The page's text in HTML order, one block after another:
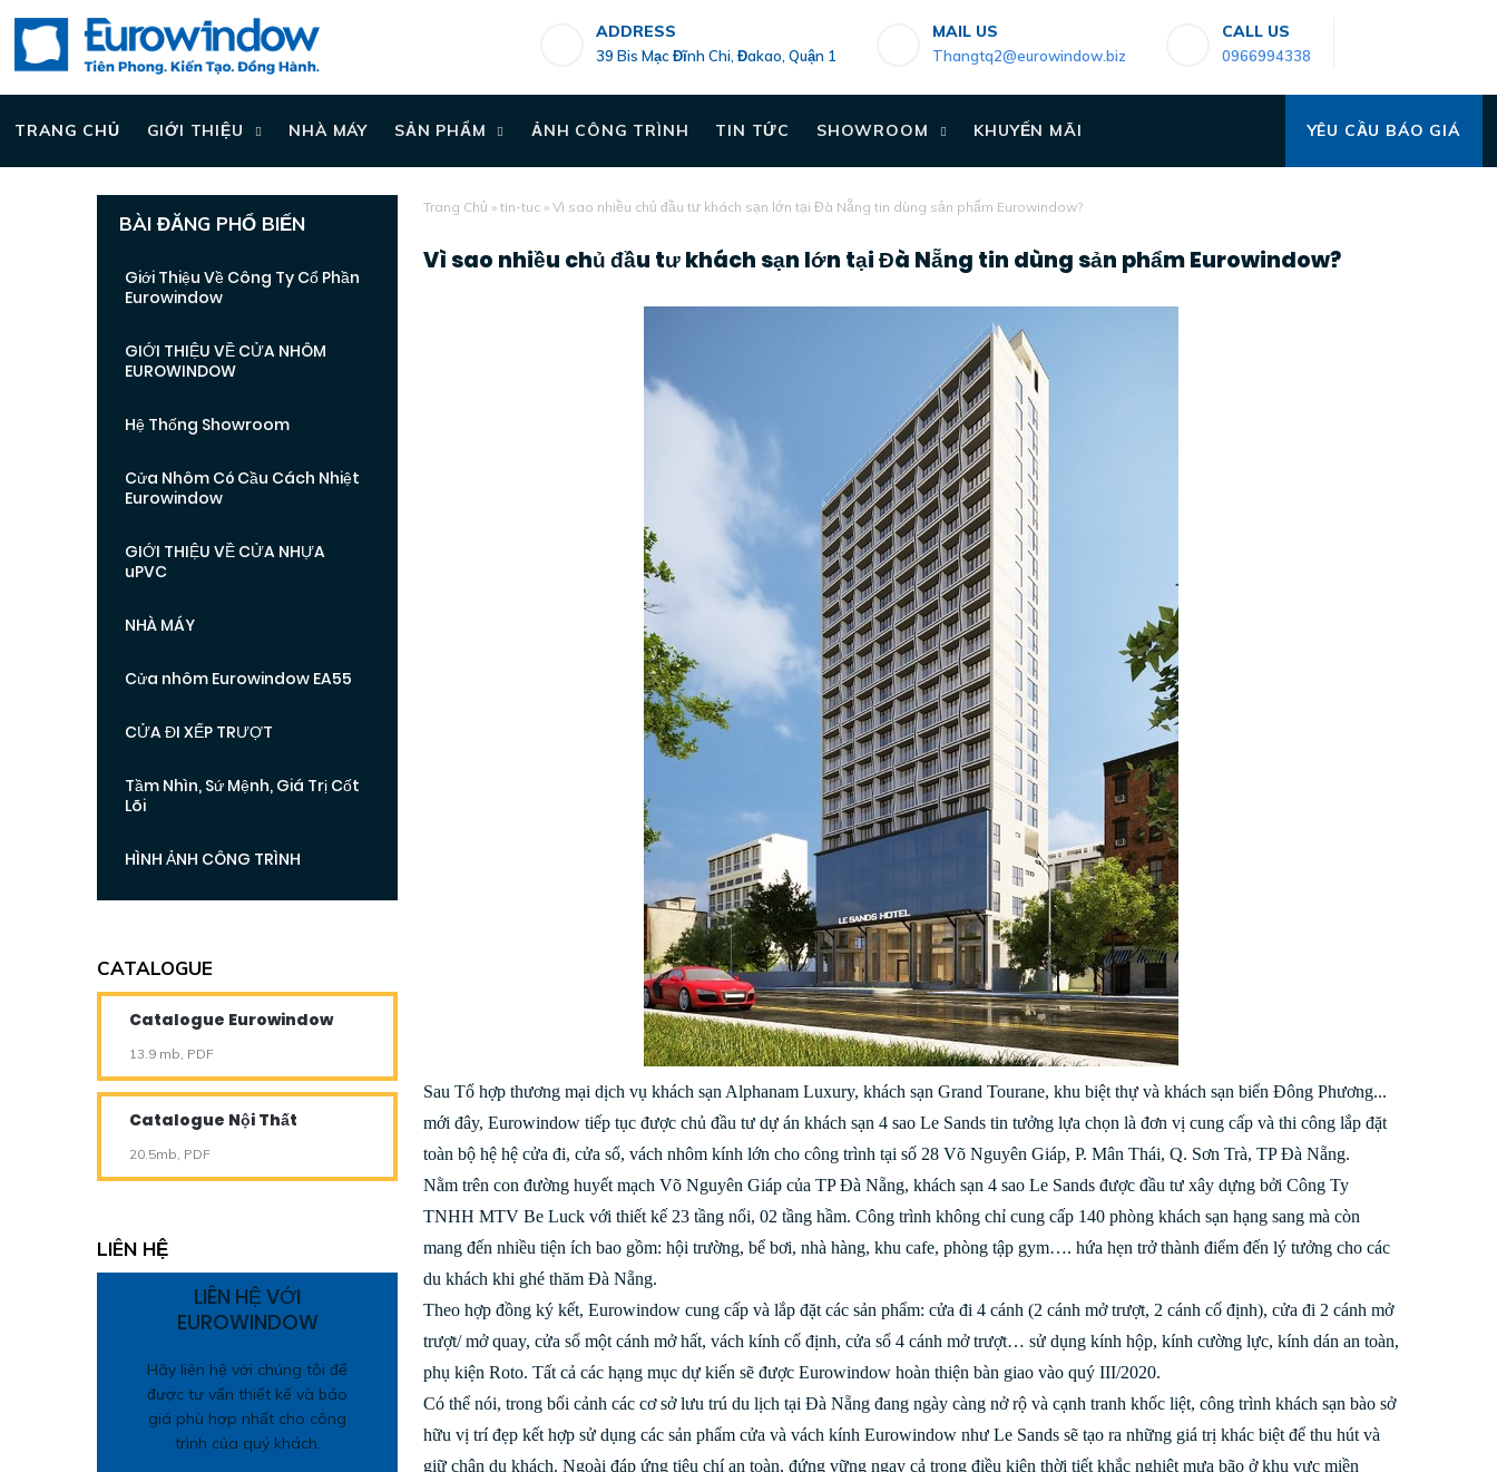
ADDRESS
39 Bis Mạc Đĩnh Chi, Đakao, Quận 1
MAIL US
Thangtq2@eurowindow.biz
CALL US
0966994338
TRANG CHỦ GIỚI THIỆU NHÀ MÁY SẢN PHẨM ẢNH CÔNG TRÌNH TIN TỨC SHOWROOM KHUYẾN MÃI YÊU CẦU BÁO GIÁ
Trang Chủ » tin-tuc» Vì sao nhiều chủ đầu tư khách sạn lớn tại Đà Nẵng tin dùng sản phẩm Eurowindow?
Vì sao nhiều chủ đầu tư khách sạn lớn tại Đà Nẵng tin dùng sản phẩm Eurowindow?
Sau Tổ hợp thương mại dịch vụ khách sạn Alphanam Luxury, khách sạn Grand Tourane, khu biệt thự và khách sạn biển Đông Phương...
mới đây, Eurowindow tiếp tục được chủ đầu tư dự án khách sạn 4 sao Le Sands tin tưởng lựa chọn là đơn vị cung cấp và thi công lắp đặt
toàn bộ hệ hệ cửa đi, cửa sổ, vách nhôm kính lớn cho công trình tại số 28 Võ Nguyên Giáp, P. Mân Thái, Q. Sơn Trà, TP Đà Nẵng.
Nằm trên con đường huyết mạch Võ Nguyên Giáp của TP Đà Nẵng, khách sạn 4 sao Le Sands được đầu tư xây dựng bởi Công Ty
TNHH MTV Be Luck với thiết kế 23 tầng nổi, 02 tầng hầm. Công trình không chỉ cung cấp 140 phòng khách sạn hạng sang mà còn
mang đến nhiều tiện ích bao gồm: hội trường, bể bơi, nhà hàng, khu cafe, phòng tập gym…. hứa hẹn trở thành điểm đến lý tưởng cho các
du khách khi ghé thăm Đà Nẵng.
Theo hợp đồng ký kết, Eurowindow cung cấp và lắp đặt các sản phẩm: cửa đi 4 cánh (2 cánh mở trượt, 2 cánh cố định), cửa đi 2 cánh mở
trượt/ mở quay, cửa sổ một cánh mở hất, vách kính cố định, cửa sổ 4 cánh mở trượt… sử dụng kính hộp, kính cường lực, kính dán an toàn,
phụ kiện Roto. Tất cả các hạng mục dự kiến sẽ được Eurowindow hoàn thiện bàn giao vào quý III/2020.
Có thể nói, trong bối cảnh các cơ sở lưu trú du lịch tại Đà Nẵng đang ngày càng nở rộ và cạnh tranh khốc liệt, công trình khách sạn bào sở
hữu vị trí đẹp kết hợp sử dụng các sản phẩm cửa và vách kính Eurowindow như Le Sands sẽ tạo ra những giá trị khác biệt để thu hút và
giữ chân du khách. Ngoài đáp ứng tiêu chí an toàn, đứng vững ngay cả trong điều kiện thời tiết khắc nghiệt mưa bão ở khu vực miền
BÀI ĐĂNG PHỔ BIẾN
Giới Thiệu Về Công Ty Cổ Phần
Eurowindow
GIỚI THIỆU VỀ CỬA NHÔM
EUROWINDOW
Hệ Thống Showroom
Cửa Nhôm Có Cầu Cách Nhiệt
Eurowindow
GIỚI THIỆU VỀ CỬA NHỰA
uPVC
NHÀ MÁY
Cửa nhôm Eurowindow EA55
CỬA ĐI XẾP TRƯỢT
Tầm Nhìn, Sứ Mệnh, Giá Trị Cốt
Lõi
HÌNH ẢNH CÔNG TRÌNH
CATALOGUE
Catalogue Eurowindow
13.9 mb, PDF
Catalogue Nội Thất
20.5mb, PDF
LIÊN HỆ
LIÊN HỆ VỚI
EUROWINDOW
Hãy liên hệ với chúng tôi để
được tư vấn thiết kế và báo
giá phù hợp nhất cho công
trình của quý khách.